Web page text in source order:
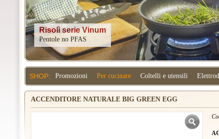
Kitchenaid
SHOP: Promozioni Per cucinare Coltelli e utensili
ACCENDITORE NATURALE BIG GREEN EGG